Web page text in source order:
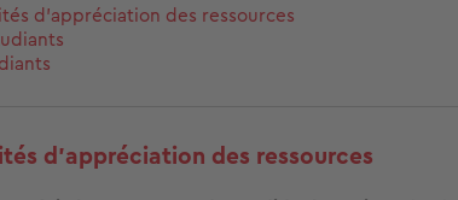
d’appréciation des ressources
d’appréciation des ressources